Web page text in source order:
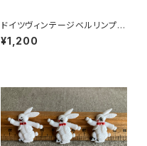
ドイツヴィンテージベルリンプラ
ベア赤A5
¥1,200